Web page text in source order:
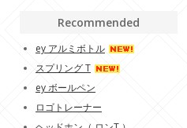
Recommended
ey アルミボトル
スプリング T
ey ボールペン
ロゴトレーナー